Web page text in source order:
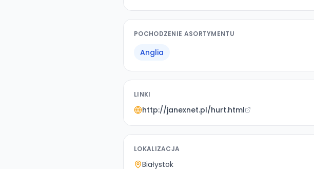
POCHODZENIE ASORTYMENTU
Anglia
LINKI
http://janexnet.pl/hurt.html
LOKALIZACJA
Białystok